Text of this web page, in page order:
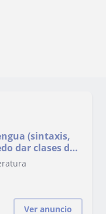
(sintaxis,
dar clases de
Ver anuncio